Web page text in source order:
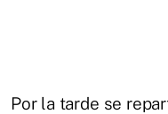
Por la tarde se